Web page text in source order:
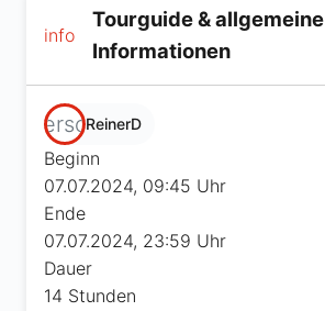
info
Tourguide & allgemeine
Informationen
personReinerD
Beginn
07.07.2024, 09:45 Uhr
Ende
07.07.2024, 23:59 Uhr
Dauer
14 Stunden